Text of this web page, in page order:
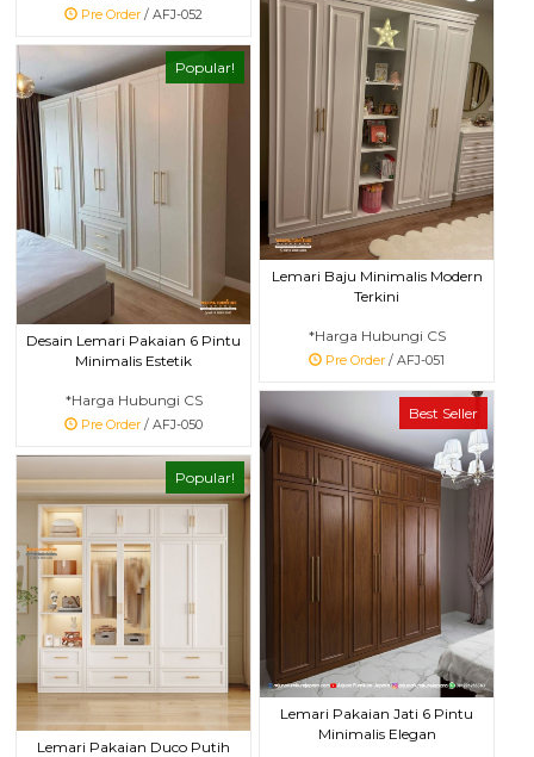
Pre Order / AFJ-052
Lemari Baju Minimalis Modern
Terkini
*Harga Hubungi CS
Pre Order / AFJ-051
Popular!
Desain Lemari Pakaian 6 Pintu
Minimalis Estetik
*Harga Hubungi CS
Pre Order / AFJ-050
Best Seller
Lemari Pakaian Jati 6 Pintu
Minimalis Elegan
Popular!
Lemari Pakaian Duco Putih